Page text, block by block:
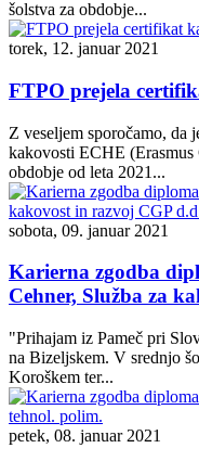
šolstva za obdobje...
torek, 12. januar 2021
FTPO prejela
Z veseljem sporočamo, da
kakovosti ECHE
obdobje od leta 2021...
sobota, 09. januar 2021
Karierna zgodba
Cehner, Služba za
"Prihajam iz Pameč pri
na Bizeljskem. V srednjo
Koroškem ter...
petek, 08. januar 2021